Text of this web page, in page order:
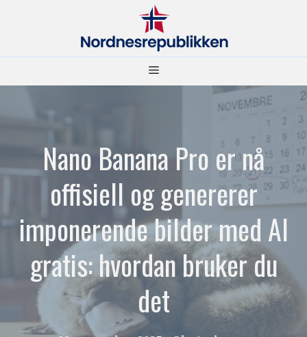
Meny
Nano Banana Pro er nå
offisiell og genererer
imponerende bilder med AI
gratis: hvordan bruker du
det